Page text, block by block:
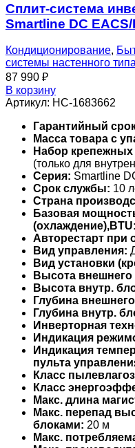
Сплит-система
Smartline DC
Кондиционирование,
системы настенного типа
87 990 ₽
В корзину
Артикул: НС-1683662
Гарантийный
Масса товара с
Набор крепежных
(только для
Серия: Smartline
Срок службы: 10
Страна
Базовая
(охлаждение),BTU:
Авторестарт при
Вид управления:
Вид установки
Высота внешнего
Высота внутр.
Глубина
Глубина внутр.
Инверторная
Индикация
Индикация
пульта
Класс
Класс
Макс. длина
Макс. перепад
блоками: 20 м
Макс.